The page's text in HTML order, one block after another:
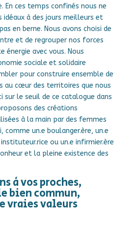
En ces temps confinés nous ne
à des jours meilleurs et
en berne. Nous avons choisi de
et de regrouper nos forces
énergie avec vous. Nous
sociale et solidaire
pour construire ensemble de
au cœur des territoires que nous
sur le seuil de ce catalogue dans
des créations
à la main par des femmes
comme un.e boulanger.ère, un.e
instituteur.rice ou un.e infirmier.ère
et la pleine existence des
à vos proches,
bien commun,
vraies valeurs